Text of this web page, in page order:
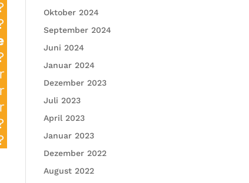
Oktober 2024
September 2024
Juni 2024
Januar 2024
Dezember 2023
Juli 2023
April 2023
Januar 2023
Dezember 2022
August 2022